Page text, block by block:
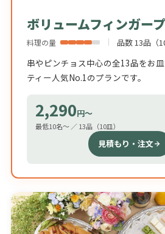
ボリュームフィンガー
料理の量 品数 13品（
串やピンチョス中心の全13品をお
ティー人気No.1のプランです。
2,290円〜
最低10名〜 ／ 13品（10皿）
見積もり・注文